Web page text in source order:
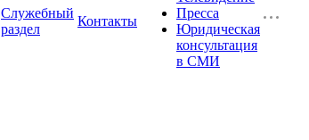
Служебный
раздел
Контакты
Пресса
Юридическая
консультация
в СМИ